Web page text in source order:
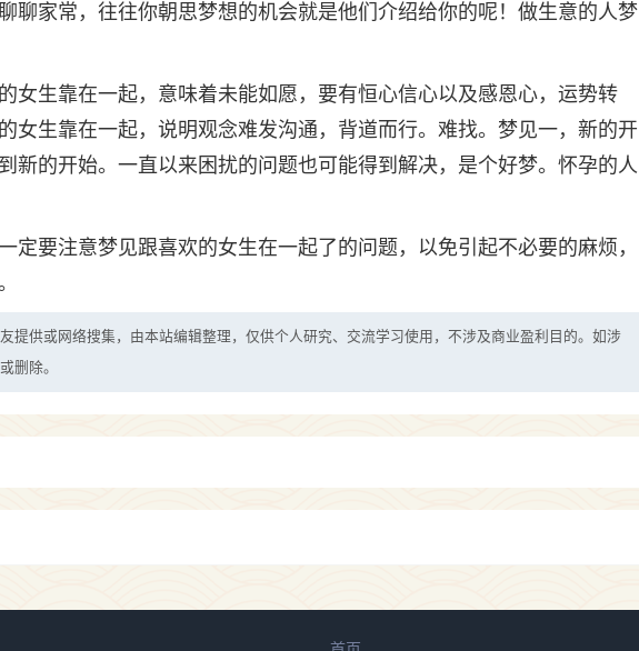
聊家常，往往你朝思梦想的机会就是他们介绍给你的呢！做生意的人梦
女生靠在一起，意味着未能如愿，要有恒心信心以及感恩心，运势转
女生靠在一起，说明观念难发沟通，背道而行。难找。梦见一，新的开
新的开始。一直以来困扰的问题也可能得到解决，是个好梦。怀孕的人
定要注意梦见跟喜欢的女生在一起了的问题，以免引起不必要的麻烦，
提供或网络搜集，由本站编辑整理，仅供个人研究、交流学习使用，不涉及商业盈利目的。如涉
删除。